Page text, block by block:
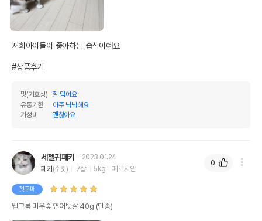
저희아이들이 좋아하는 습식이예요
#상품후기
맛(기호성)
잘 먹어요
유통기한
아주 넉넉해요
가성비
괜찮아요
세젤귀페키
2023.01.24
페키 (수컷) 7살 5kg 페르시안
첫구매
웰그롬 미우숲 연어뱃살 40g (단종)
0